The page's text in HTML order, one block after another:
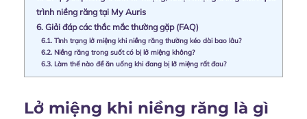
trình niềng răng tại My Auris
6. Giải đáp các thắc mắc thường gặp (FAQ)
6.1. Tình trạng lở miệng khi niềng răng thường kéo dài bao lâu?
6.2. Niềng răng trong suốt có bị lở miệng không?
6.3. Làm thế nào để ăn uống khi đang bị lở miệng rất đau?
Lở miệng khi niềng răng là gì